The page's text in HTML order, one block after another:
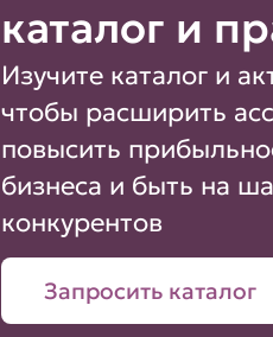
каталог и
Изучите каталог и
чтобы расширить
повысить
бизнеса и быть на
конкурентов
Запросить каталог